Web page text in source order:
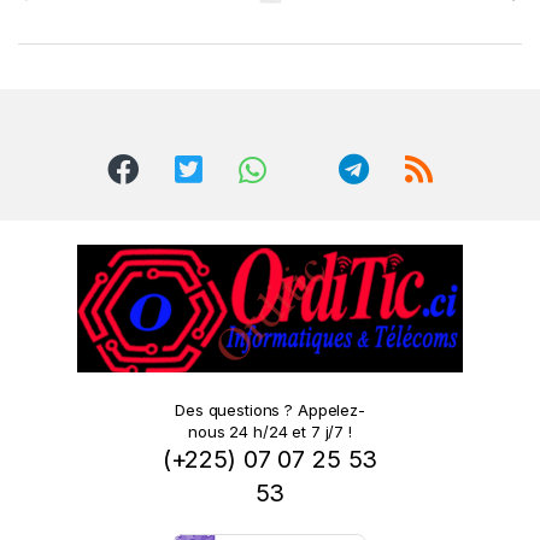
Des questions ? Appelez-
nous 24 h/24 et 7 j/7 !
(+225) 07 07 25 53
53